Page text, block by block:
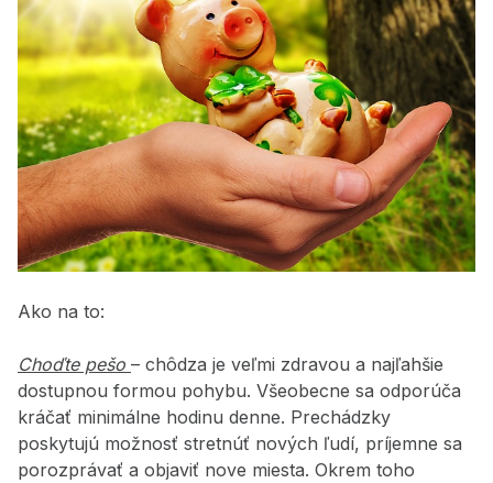
Ako na to:
Choďte pešo – chôdza je veľmi zdravou a najľahšie
dostupnou formou pohybu. Všeobecne sa odporúča
kráčať minimálne hodinu denne. Prechádzky
poskytujú možnosť stretnúť nových ľudí, príjemne sa
porozprávať a objaviť nove miesta. Okrem toho